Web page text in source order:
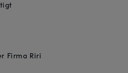
Firma Riri